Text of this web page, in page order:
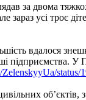
за двома
усі троє
вдалося
підприємства. У
status/
об’єктів,